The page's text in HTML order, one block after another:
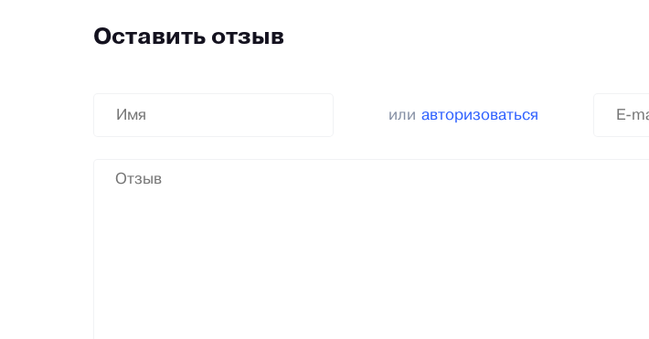
Оставить отзыв
или авторизоваться